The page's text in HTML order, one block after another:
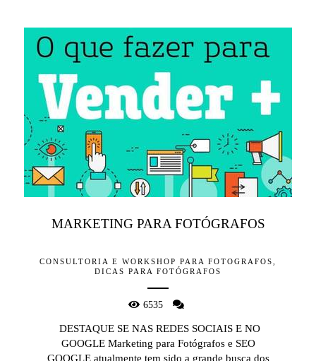
MARKETING PARA FOTÓGRAFOS
CONSULTORIA E WORKSHOP PARA FOTOGRAFOS,
DICAS PARA FOTÓGRAFOS
6535
DESTAQUE SE NAS REDES SOCIAIS E NO
GOOGLE Marketing para Fotógrafos e SEO
GOOGLE atualmente tem sido a grande busca dos